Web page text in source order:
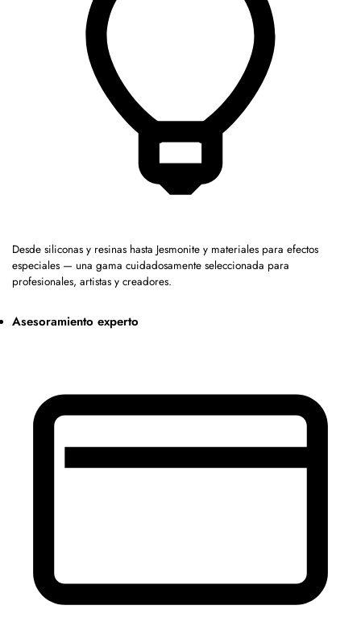
Desde siliconas y resinas hasta Jesmonite y materiales para efectos
especiales — una gama cuidadosamente seleccionada para
profesionales, artistas y creadores.
Asesoramiento experto